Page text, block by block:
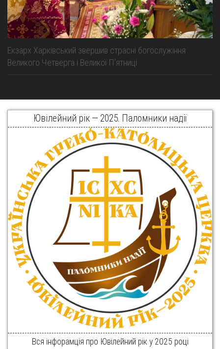
Екзарх Харківський звершив страсні богослужіння
Великого Четверга і Великої Пʼятниці
Ювілейний рік — 2025. Паломники надії
Вся інфорамція про Ювілейний рік у 2025 році